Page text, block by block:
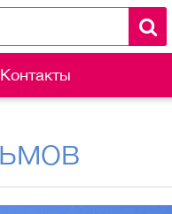
Контакты